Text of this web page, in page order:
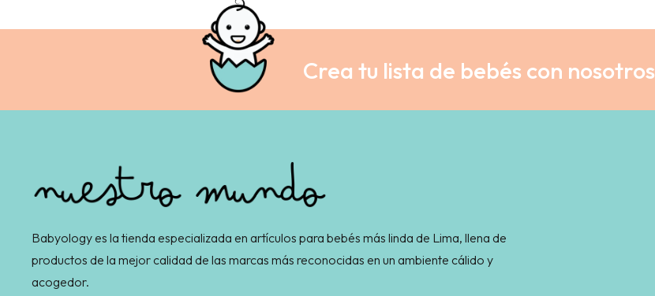
Crea tu lista de bebés con nosotros
Babyology es la tienda especializada en artículos para bebés más linda de Lima, llena de
productos de la mejor calidad de las marcas más reconocidas en un ambiente cálido y
acogedor.